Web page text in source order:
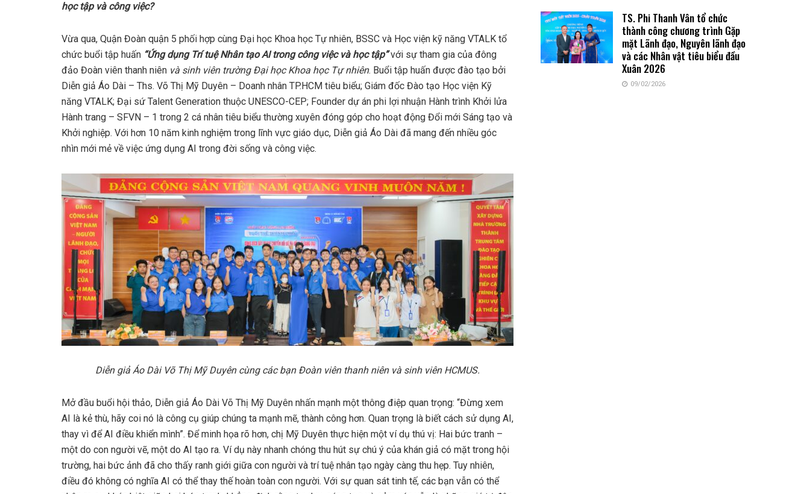
học tập và công việc?
Vừa qua, Quận Đoàn quận 5 phối hợp cùng Đại học Khoa học Tự nhiên, BSSC và Học viện kỹ năng VTALK tổ
chức buổi tập huấn “Ứng dụng Trí tuệ Nhân tạo AI trong công việc và học tập”với sự tham gia của đông
đảo Đoàn viên thanh niên và sinh viên trường Đại học Khoa học Tự nhiên. Buổi tập huấn được đào tạo bởi
Diễn giả Áo Dài – Ths. Võ Thị Mỹ Duyên – Doanh nhân TP.HCM tiêu biểu; Giám đốc Đào tạo Học viện Kỹ
năng VTALK; Đại sứ Talent Generation thuộc UNESCO-CEP; Founder dự án phi lợi nhuận Hành trình Khởi lửa
Hành trang – SFVN – 1 trong 2 cá nhân tiêu biểu thường xuyên đóng góp cho hoạt động Đổi mới Sáng tạo và
Khởi nghiệp. Với hơn 10 năm kinh nghiệm trong lĩnh vực giáo dục, Diễn giả Áo Dài đã mang đến nhiều góc
nhìn mới mẻ về việc ứng dụng AI trong đời sống và công việc.
Diễn giả Áo Dài Võ Thị Mỹ Duyên cùng các bạn Đoàn viên thanh niên và sinh viên HCMUS.
Mở đầu buổi hội thảo, Diễn giả Áo Dài Võ Thị Mỹ Duyên nhấn mạnh một thông điệp quan trọng: “Đừng xem
AI là kẻ thù, hãy coi nó là công cụ giúp chúng ta mạnh mẽ, thành công hơn. Quan trọng là biết cách sử dụng AI,
thay vì để AI điều khiển mình”. Để minh họa rõ hơn, chị Mỹ Duyên thực hiện một ví dụ thú vị: Hai bức tranh –
một do con người vẽ, một do AI tạo ra. Ví dụ này nhanh chóng thu hút sự chú ý của khán giả có mặt trong hội
trường, hai bức ảnh đã cho thấy ranh giới giữa con người và trí tuệ nhân tạo ngày càng thu hẹp. Tuy nhiên,
điều đó không có nghĩa AI có thể thay thế hoàn toàn con người. Với sự quan sát tinh tế, các bạn vẫn có thể
TS. Phi Thanh Vân tổ chức
thành công chương trình Gặp
mặt Lãnh đạo, Nguyên lãnh đạo
và các Nhân vật tiêu biểu đầu
Xuân 2026
09/02/2026